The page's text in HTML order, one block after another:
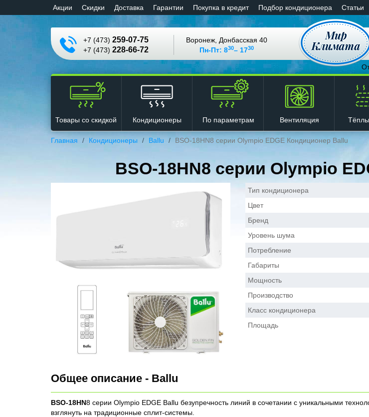
Aкции Cкидки Доставка Гарантии Покупка в кредит Подбор кондиционера Статьи
+7 (473) 259-07-75
+7 (473) 228-66-72
Воронеж, Донбасская 40
Пн-Пт: 830– 1730
Товары со скидкой Кондиционеры По параметрам Вентиляция
Главная Кондиционеры Ballu BSO-18HN8 серии Olympio EDGE Кондиционер Ballu
BSO-18HN8 серии Olympio
Тип кондиционера
Цвет
Бренд
Уровень шума
Потребление
Габариты
Мощность
Производство
Класс кондиционера
Площадь
Общее описание - Ballu
BSO-18HN8 серии Olympio EDGE Ballu безупречность линий в сочетании с уникальными
взглянуть на традиционные сплит-системы.